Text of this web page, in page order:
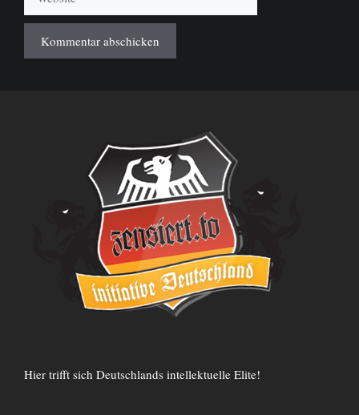
Hier trifft sich Deutschlands intellektuelle Elite!